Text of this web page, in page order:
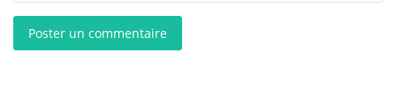
Poster un commentaire